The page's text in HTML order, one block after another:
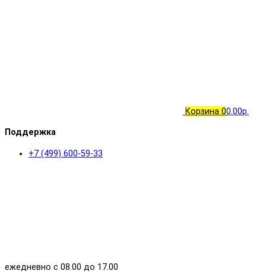
Корзина 00.00р.
Поддержка
+7 (499) 600-59-33
ежедневно с 08.00 до 17.00